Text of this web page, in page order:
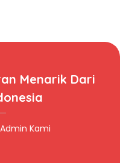
Menarik Dari
Kami